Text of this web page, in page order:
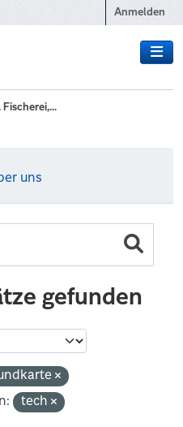
Anmelden
uns
gefunden
tech